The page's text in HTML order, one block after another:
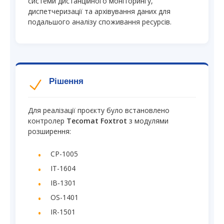
диспетчеризації та архівування даних для
подальшого аналізу споживання ресурсів.
Рішення
Для реалізації проєкту було встановлено
контролер Tecomat Foxtrot з модулями
розширення:
CP-1005
IT-1604
IB-1301
OS-1401
IR-1501